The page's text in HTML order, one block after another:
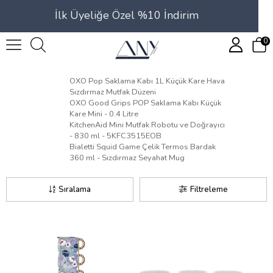
İlk Üyeliğe Özel %10 İndirim
0
OXO Pop Saklama Kabı 1L Küçük Kare Hava
Sızdırmaz Mutfak Düzeni
OXO Good Grips POP Saklama Kabı Küçük
Kare Mini - 0.4 Litre
KitchenAid Mini Mutfak Robotu ve Doğrayıcı
- 830 ml - 5KFC3515EOB
Bialetti Squid Game Çelik Termos Bardak
360 ml - Sızdırmaz Seyahat Mug
Filtreleme
Sıralama